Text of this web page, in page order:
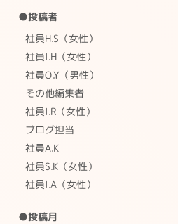
●投稿者
社員H.S（女性）
社員I.H（女性）
社員O.Y（男性）
その他編集者
社員I.R（女性）
ブログ担当
社員A.K
社員S.K（女性）
社員I.A（女性）
●投稿月